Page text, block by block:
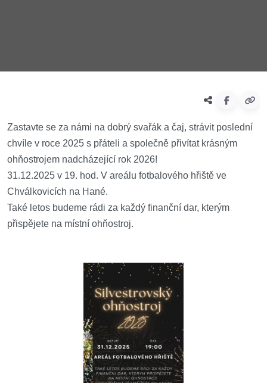
Zastavte se za námi na dobrý svařák a čaj, strávit poslední
chvíle v roce 2025 s přáteli a společně přivítat krásným
ohňostrojem nadcházející rok 2026!
31.12.2025 v 19. hod. V areálu fotbalového hřiště ve
Chválkovicích na Hané.
Také letos budeme rádi za každý finanční dar, kterým
přispějete na místní ohňostroj.